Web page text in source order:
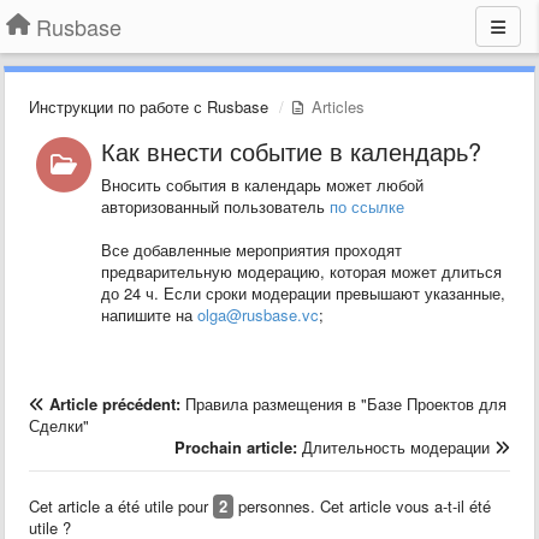
Rusbase
Инструкции по работе с Rusbase Articles
Как внести событие в календарь?
Вносить события в календарь может любой
авторизованный пользователь по ссылке
Все добавленные мероприятия проходят
предварительную модерацию, которая может длиться
до 24 ч. Если сроки модерации превышают указанные,
напишите наolga@rusbase.vc;
Article précédent: Правила размещения в "Базе Проектов для
Сделки"
Prochain article: Длительность модерации
Cet article a été utile pour 2 personnes. Cet article vous a-t-il été
utile ?